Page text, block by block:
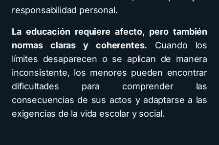
responsabilidad personal.
La educación requiere afecto, pero también
normas claras y coherentes. Cuando los
límites desaparecen o se aplican de manera
inconsistente, los menores pueden encontrar
dificultades para comprender las
consecuencias de sus actos y adaptarse a las
exigencias de la vida escolar y social.